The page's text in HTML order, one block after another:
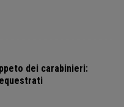
dei carabinieri: